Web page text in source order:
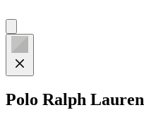
Polo Ralph Lauren